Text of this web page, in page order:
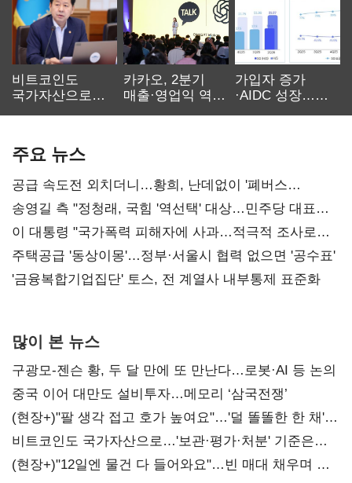
비트코인도
국가자산으로…'
카카오, 2분기
매출·영업익 역대
가입자 증가
·AIDC 성장…
주요 뉴스
공급 속도전 외치더니…황희, 난데없이 '폐버스
리모델링' 제안
송영길 측 "정청래, 국힘 '역선택' 대상…민주당 대표로
총선 지휘 못해"
이 대통령 "국가폭력 피해자에 사과…적극적 조사로
진실 밝혀야"
주택공급 '동상이몽'…정부·서울시 협력 없으면 '공수표'
'금융복합기업집단' 토스, 전 계열사 내부통제 표준화
많이 본 뉴스
구광모-젠슨 황, 두 달 만에 또 만난다…로봇·AI 등 논의
중국 이어 대만도 설비투자…메모리 ‘삼국전쟁’
(현장+)"팔 생각 접고 호가 높여요"…'덜 똘똘한 한 채'
20억 키맞추기
비트코인도 국가자산으로…'보관·평가·처분' 기준은
숙제
(현장+)"12일엔 물건 다 들어와요"…빈 매대 채우며 문